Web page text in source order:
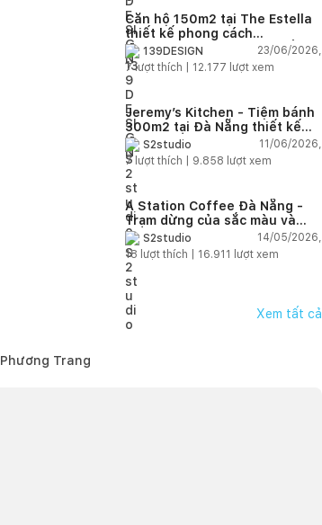
Căn hộ 150m2 tại The Estella
thiết kế phong cách
Farmhouse thanh lịch và ấm
áp
139DESIGN
23/06/2026,
7lượt thích | 12.177 lượt xem
Jeremy’s Kitchen - Tiệm bánh
300m2 tại Đà Nẵng thiết kế
phong cách công nghiệp hiện
đại ngập tràn ánh sáng tự
nhiên
S2studio
11/06/2026,
7 lượt thích | 9.858 lượt xem
A Station Coffee Đà Nẵng -
Trạm dừng của sắc màu và
cảm hứng
S2studio
14/05/2026,
18 lượt thích | 16.911 lượt xem
Xem tất cả
Phương Trang